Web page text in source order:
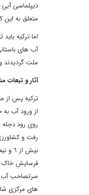
دیپلماسی
متعلق به این
اما ترکیه
آب های
ملت گردیدند
آثارو تبعات
ترکیه پس از
از ورود آب
رفت و
بیش
فرسایش خاک
سرتصاحب آب
های مرکزی